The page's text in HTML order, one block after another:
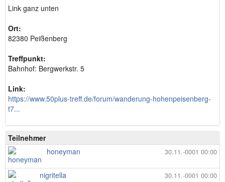
Link ganz unten
Ort:
82380 Peißenberg
Treffpunkt:
Bahnhof: Bergwerkstr. 5
Link:
https://www.50plus-treff.de/forum/wanderung-hohenpeisenberg-
t7...
Teilnehmer
30.11.-0001 00:00
honeyman
30.11.-0001 00:00
nigritella